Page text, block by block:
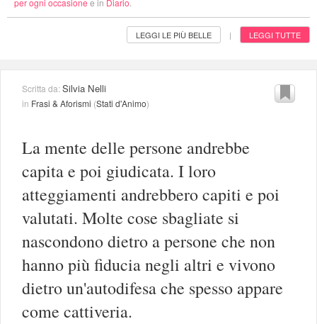
per ogni occasione e in Diario
LEGGI LE PIÙ BELLE | LEGGI TUTTE
Scritta da:Silvia Nelli
in Frasi & Aforismi (Stati d'Animo)
La mente delle persone andrebbe
capita e poi giudicata. I loro
atteggiamenti andrebbero capiti e poi
valutati. Molte cose sbagliate si
nascondono dietro a persone che non
hanno più fiducia negli altri e vivono
dietro un'autodifesa che spesso appare
come cattiveria.